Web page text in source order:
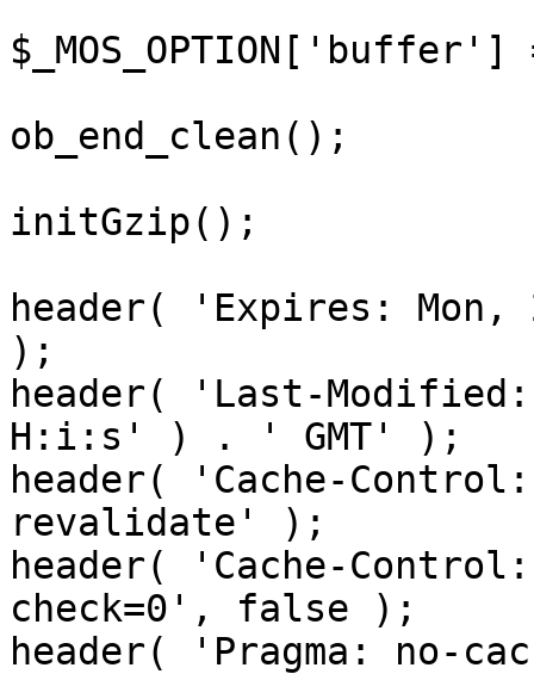
ob_end_clean();
initGzip();
header( 'Expires: Mon,
);
header( 'Last-
H:i:s' ) . ' GMT' );
header( 'Cache-
revalidate' );
header( 'Cache-
check=0', false );
header( 'Pragma: no-